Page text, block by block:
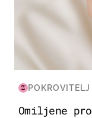
POKROVITELJ
Omiljene